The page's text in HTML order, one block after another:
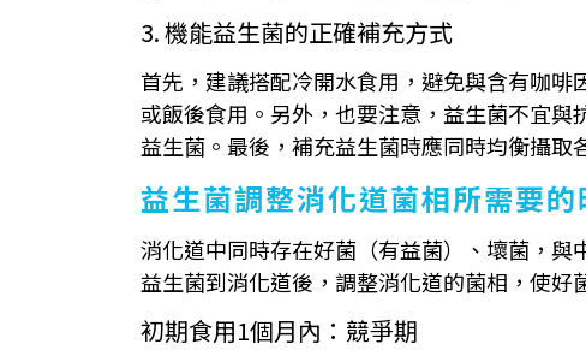
3. 機能益生菌的正確補充方式
首先，建議搭配冷開水食用，避免與含有咖
或飯後食用。另外，也要注意，益生菌不宜
益生菌。最後，補充益生菌時應同時均衡攝取
益生菌調整消化道菌相所需要的
消化道中同時存在好菌（有益菌）、壞菌，
益生菌到消化道後，調整消化道的菌相，使
初期食用1個月內：競爭期